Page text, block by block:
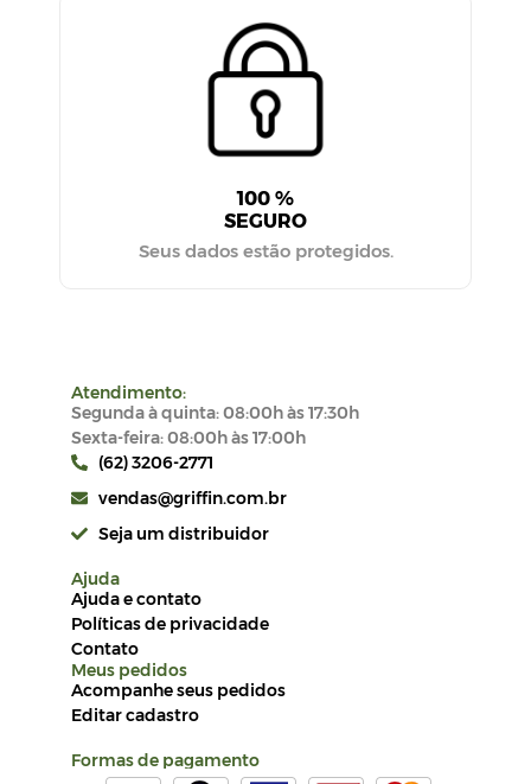
100 %
SEGURO
Seus dados estão protegidos.
Atendimento:
Segunda à quinta: 08:00h às 17:30h
Sexta-feira: 08:00h às 17:00h
(62) 3206-2771
vendas@griffin.com.br
Seja um distribuidor
Ajuda
Ajuda e contato
Políticas de privacidade
Contato
Meus pedidos
Acompanhe seus pedidos
Editar cadastro
Formas de pagamento